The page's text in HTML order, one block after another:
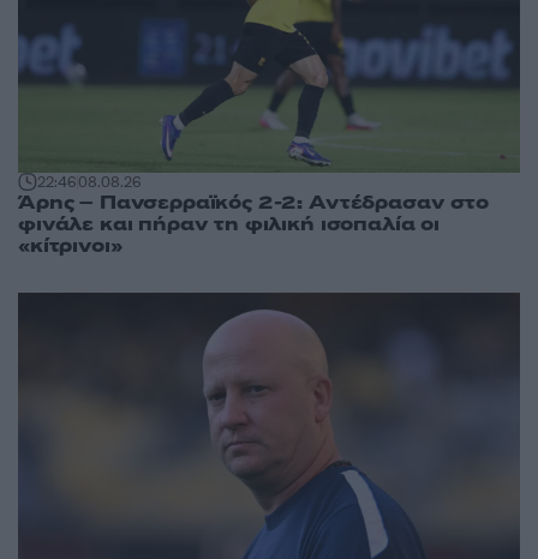
22:4608.08.26
Άρης – Πανσερραϊκός 2-2: Αντέδρασαν στο
φινάλε και πήραν τη φιλική ισοπαλία οι
«κίτρινοι»